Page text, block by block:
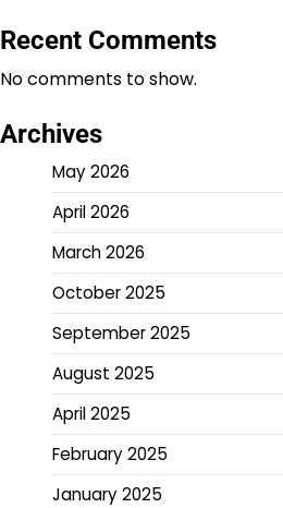
Recent Comments
No comments to show.
Archives
May 2026
April 2026
March 2026
October 2025
September 2025
August 2025
April 2025
February 2025
January 2025